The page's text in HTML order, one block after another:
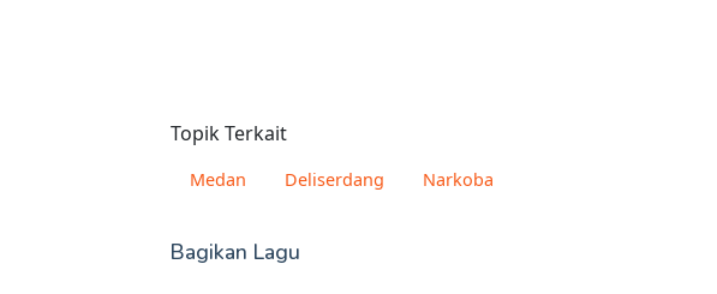
Topik Terkait
Medan Deliserdang Narkoba
Bagikan Lagu